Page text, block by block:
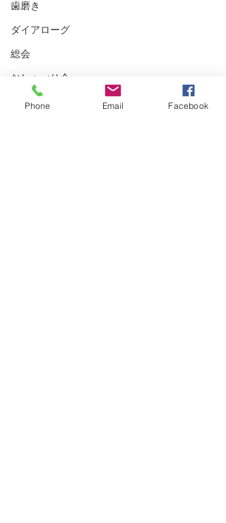
歯磨き
ダイアローグ
総会
おしゃべり会
zoomPhone Email Facebook